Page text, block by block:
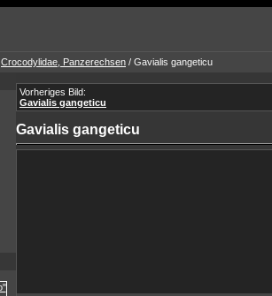
Crocodylidae, Panzerechsen / Gavialis gangeticu
Vorheriges Bild:
Gavialis gangeticu
Gavialis gangeticu